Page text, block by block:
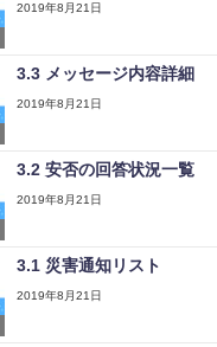
2019年8月21日
3.3 メッセージ内容詳細
2019年8月21日
3.2 安否の回答状況一覧
2019年8月21日
3.1 災害通知リスト
2019年8月21日